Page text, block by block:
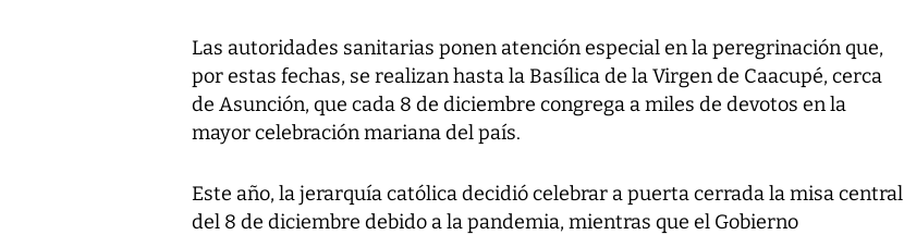
Las autoridades sanitarias ponen atención especial en la peregrinación que,
por estas fechas, se realizan hasta la Basílica de la Virgen de Caacupé, cerca
de Asunción, que cada 8 de diciembre congrega a miles de devotos en la
mayor celebración mariana del país.
Este año, la jerarquía católica decidió celebrar a puerta cerrada la misa central
del 8 de diciembre debido a la pandemia, mientras que el Gobierno